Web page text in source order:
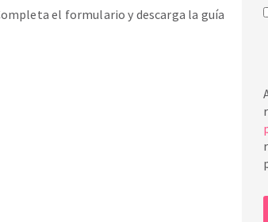
el formulario y descarga la guía